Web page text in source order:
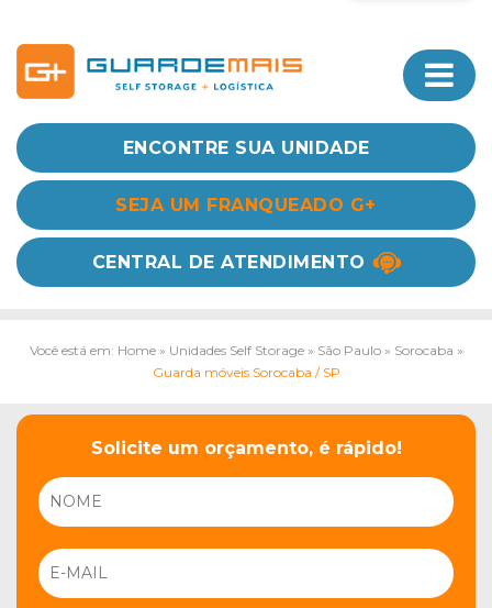
ENCONTRE SUA UNIDADE
SEJA UM FRANQUEADO G+
CENTRAL DE ATENDIMENTO
Você está em: Home» Unidades Self Storage» São Paulo» Sorocaba »
Guarda móveis Sorocaba / SP
Solicite um orçamento, é rápido!